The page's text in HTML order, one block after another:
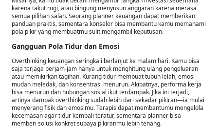
karena takut rugi, atau bingung menyusun anggaran karena merasa
semua pilihan salah. Seorang planner keuangan dapat memberikan
panduan praktis, sementara konselor bisa membantu kamu memahami
pola pikir yang membuatmu sulit mengambil keputusan.
Gangguan Pola Tidur dan Emosi
Overthinking keuangan seringkali berlanjut ke malam hari. Kamu bisa
saja terjaga berjam-jam hanya untuk menghitung ulang pengeluaran
atau memikirkan tagihan. Kurang tidur membuat tubuh lelah, emosi
mudah meledak, dan konsentrasi menurun. Akibatnya, performa kerja
bisa menurun dan hubungan sosial ikut terdampak. Jika ini terjadi,
artinya dampak overthinking sudah lebih dari sekadar pikiran—ia mulai
menyerang fisik dan emosimu. Terapis dapat membantumu mengelola
kecemasan agar tidur kembali teratur, sementara planner bisa
memberi solusi konkret supaya pikiranmu lebih tenang.